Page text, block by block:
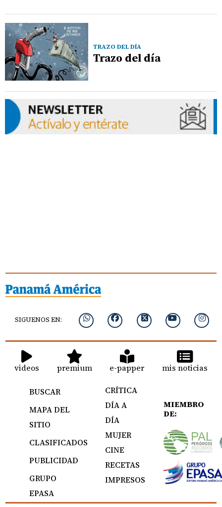
TRAZO DEL DÍA
Trazo del día
SIGUENOS EN:
videos premium e-papper mis noticias
BUSCAR
MAPA DEL
SITIO
CLASIFICADOS
PUBLICIDAD
GRUPO
EPASA
CRÍTICA
DÍA A
DÍA
MUJER
CINE
RECETAS
IMPRESOS
MIEMBRO
DE: